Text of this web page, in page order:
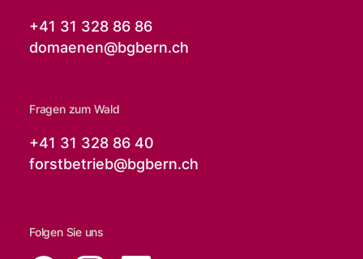
+41 31 328 86 86
domaenen@bgbern.ch
Fragen zum Wald
+41 31 328 86 40
forstbetrieb@bgbern.ch
Folgen Sie uns